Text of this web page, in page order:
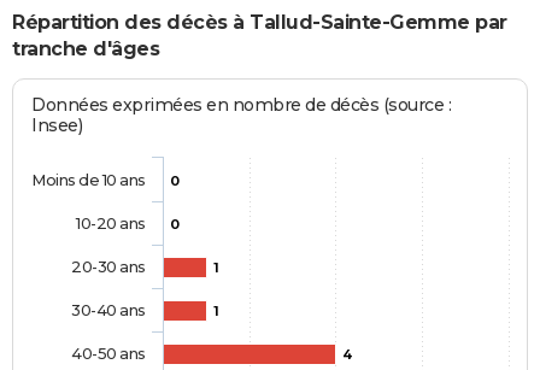
Répartition des décès à Tallud-Sainte-Gemme par
tranche d'âges
Données exprimées en nombre de décès (source :
Insee)
0
0
1
1
4
Moins de 10 ans
10-20 ans
20-30 ans
30-40 ans
40-50 ans